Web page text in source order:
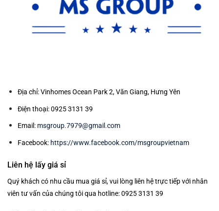
Địa chỉ: Vinhomes Ocean Park 2, Văn Giang, Hưng Yên
Điện thoại: 0925 3131 39
Email: msgroup.7979@gmail.com
Facebook: https://www.facebook.com/msgroupvietnam
Liên hệ lấy giá sỉ
Quý khách có nhu cầu mua giá sỉ, vui lòng liên hệ trực tiếp với nhân
viên tư vấn của chúng tôi qua hotline: 0925 3131 39